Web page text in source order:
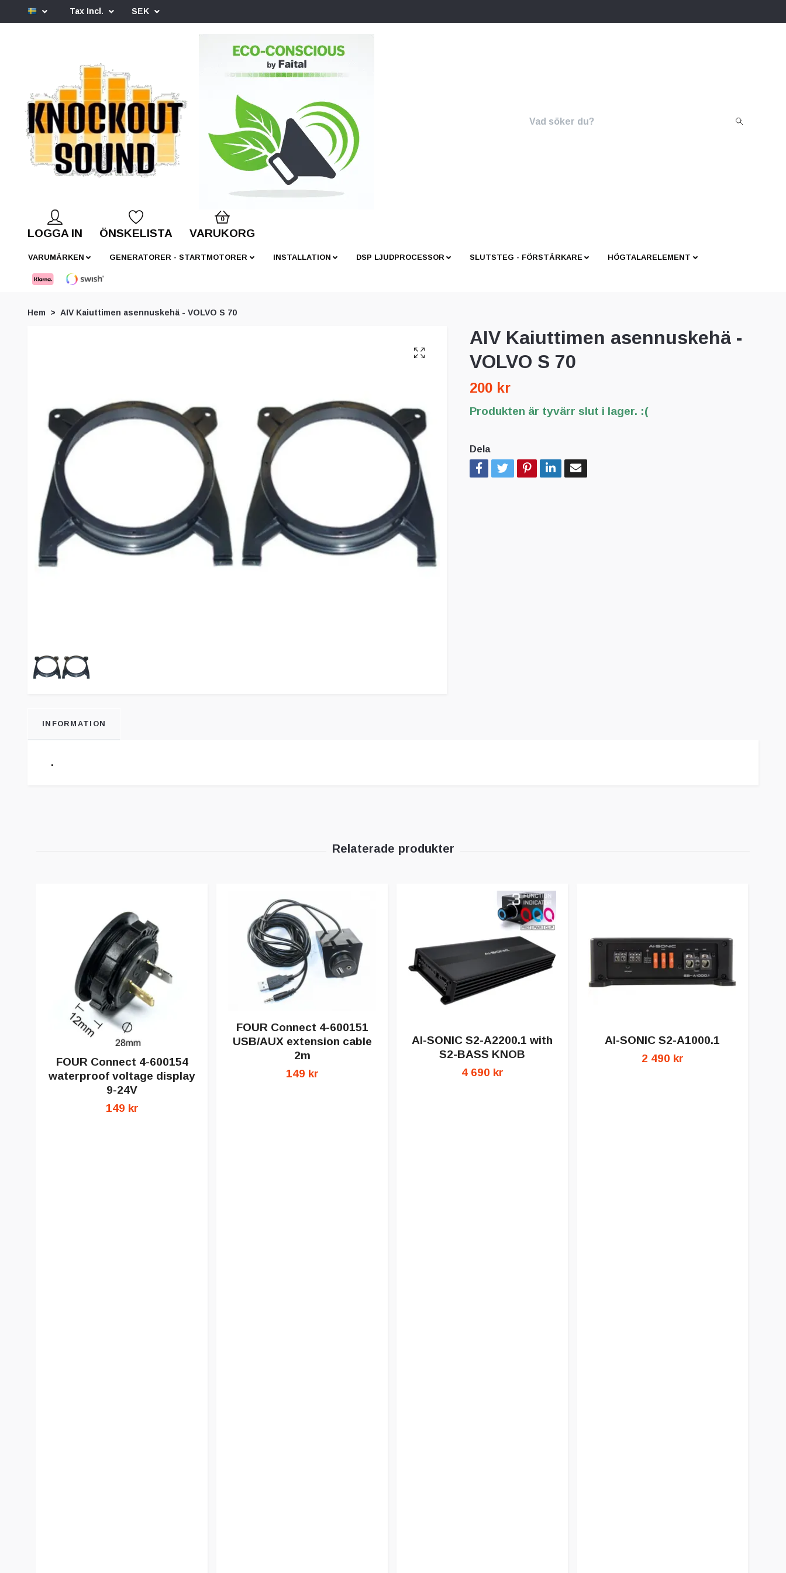
Tax Incl. SEK
LOGGA IN ÖNSKELISTA
0
VARUKORG
VARUMÄRKEN GENERATORER - STARTMOTORER INSTALLATION DSP LJUDPROCESSOR SLUTSTEG - FÖRSTÄRKARE HÖGTALARELEMENT
Hem AIV Kaiuttimen asennuskehä - VOLVO S 70
AIV Kaiuttimen asennuskehä -
VOLVO S 70
200 kr
Produkten är tyvärr slut i lager. :(
Dela
INFORMATION
.
FOUR Connect 4-600154
waterproof voltage display
9-24V
149 kr
FOUR Connect 4-600151
USB/AUX extension cable
2m
149 kr
AI-SONIC S2-A2200.1 with
S2-BASS KNOB
4 690 kr
AI-SONIC S2-A1000.1
2 490 kr